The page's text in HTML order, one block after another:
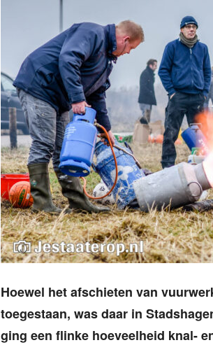
Hoewel het afschieten van
toegestaan, was daar in
ging een flinke hoeveelheid knal-